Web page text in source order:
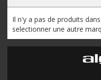
Il n'y a pas de produits
selectionner une autre